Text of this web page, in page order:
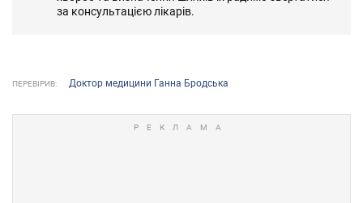
за консультацією лікарів.
ПЕРЕВІРИВ: Доктор медицини Ганна Бродська